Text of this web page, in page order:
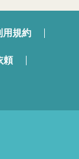
用規約
頼